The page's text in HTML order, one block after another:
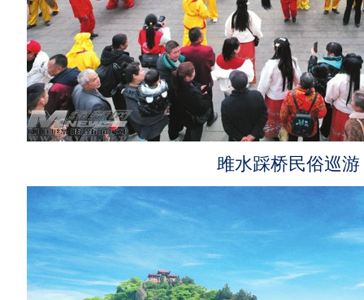
雎水踩桥民俗巡游